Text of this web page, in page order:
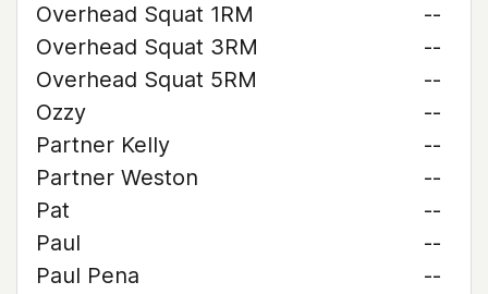
Overhead Squat 1RM
--
Overhead Squat 3RM
--
Overhead Squat 5RM
--
Ozzy
--
Partner Kelly
--
Partner Weston
--
Pat
--
Paul
--
Paul Pena
--